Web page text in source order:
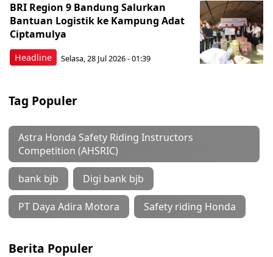
Headline
BRI Region 9 Bandung Salurkan
Bantuan Logistik ke Kampung Adat
Ciptamulya
Selasa, 28 Jul 2026 - 01:39
Tag Populer
Astra Honda Safety Riding Instructors
Competition (AHSRIC)
bank bjb Digi bank bjb
PT Daya Adira Motora Safety riding Honda
Berita Populer